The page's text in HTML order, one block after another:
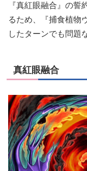
『真紅眼融合』の
るため、『捕食植物
したターンでも問題
真紅眼融合